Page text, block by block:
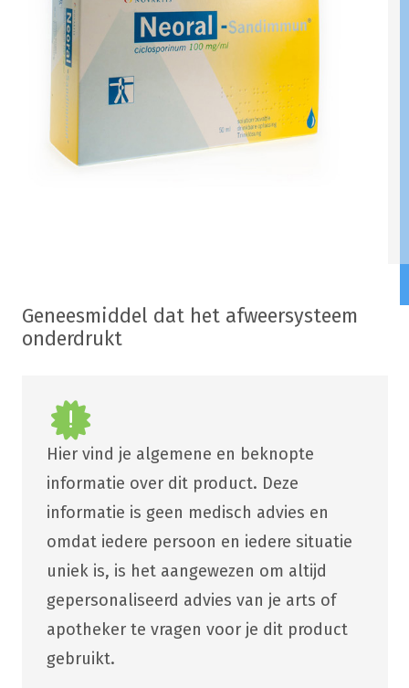
Geneesmiddel dat het afweersysteem
onderdrukt
Hier vind je algemene en beknopte
informatie over dit product. Deze
informatie is geen medisch advies en
omdat iedere persoon en iedere situatie
uniek is, is het aangewezen om altijd
gepersonaliseerd advies van je arts of
apotheker te vragen voor je dit product
gebruikt.